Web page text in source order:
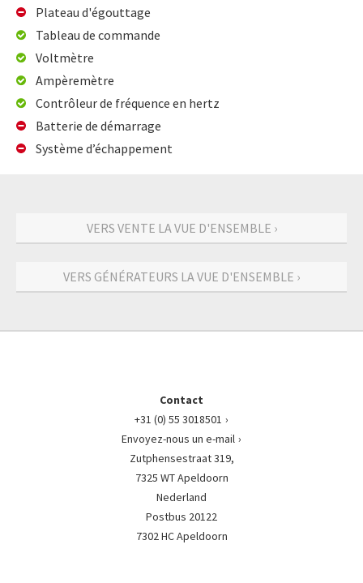
Plateau d'égouttage
Tableau de commande
Voltmètre
Ampèremètre
Contrôleur de fréquence en hertz
Batterie de démarrage
Système d’échappement
VERS VENTE LA VUE D'ENSEMBLE ›
VERS GÉNÉRATEURS LA VUE D'ENSEMBLE ›
Contact
+31 (0) 55 3018501
Envoyez-nous un e-mail
Zutphensestraat 319,
7325 WT Apeldoorn
Nederland
Postbus 20122
7302 HC Apeldoorn